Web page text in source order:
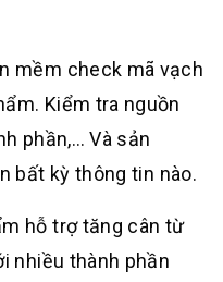
mềm check mã vạch
Kiểm tra nguồn
phần,… Và sản
bất kỳ thông tin nào.
hỗ trợ tăng cân từ
nhiều thành phần